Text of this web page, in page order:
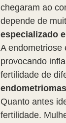
chegaram ao
depende de
especializado
A endometriose
provocando
fertilidade de
Quanto antes
fertilidade.